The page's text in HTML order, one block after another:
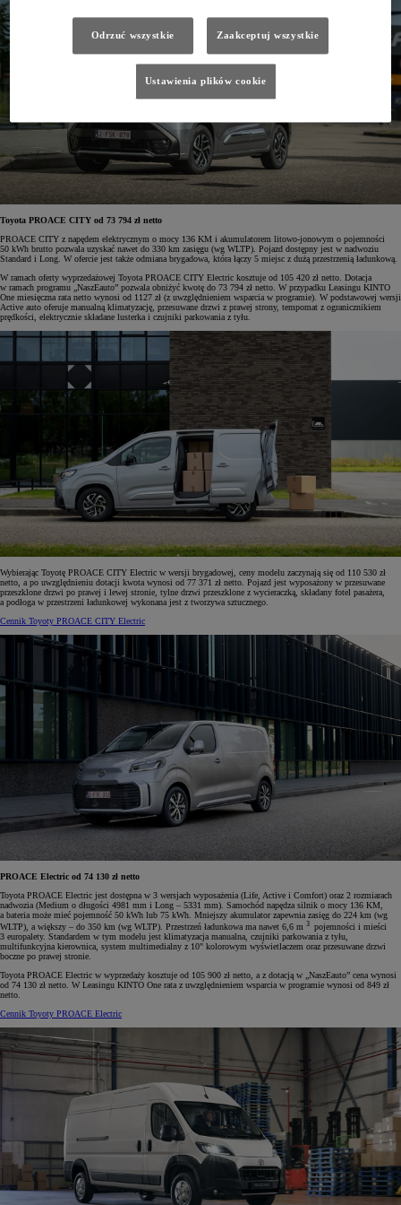
Toyota PROACE CITY od 73 794 zł netto
PROACE CITY z napędem elektrycznym o mocy 136 KM i akumulatorem litowo-jonowym o pojemności
50 kWh brutto pozwala uzyskać nawet do 330 km zasięgu (wg WLTP). Pojazd dostępny jest w nadwoziu
Standard i Long. W ofercie jest także odmiana brygadowa, która łączy 5 miejsc z dużą przestrzenią ładunkową.
W ramach oferty wyprzedażowej Toyota PROACE CITY Electric kosztuje od 105 420 zł netto. Dotacja
w ramach programu „NaszEauto” pozwala obniżyć kwotę do 73 794 zł netto. W przypadku Leasingu KINTO
One miesięczna rata netto wynosi od 1127 zł (z uwzględnieniem wsparcia w programie). W podstawowej wersji
Active auto oferuje manualną klimatyzację, przesuwane drzwi z prawej strony, tempomat z ogranicznikiem
prędkości, elektrycznie składane lusterka i czujniki parkowania z tyłu.
Wybierając Toyotę PROACE CITY Electric w wersji brygadowej, ceny modelu zaczynają się od 110 530 zł
netto, a po uwzględnieniu dotacji kwota wynosi od 77 371 zł netto. Pojazd jest wyposażony w przesuwane
przeszklone drzwi po prawej i lewej stronie, tylne drzwi przeszklone z wycieraczką, składany fotel pasażera,
a podłoga w przestrzeni ładunkowej wykonana jest z tworzywa sztucznego.
Cennik Toyoty PROACE CITY Electric
PROACE Electric od 74 130 zł netto
Toyota PROACE Electric jest dostępna w 3 wersjach wyposażenia (Life, Active i Comfort) oraz 2 rozmiarach
nadwozia (Medium o długości 4981 mm i Long – 5331 mm). Samochód napędza silnik o mocy 136 KM,
a bateria może mieć pojemność 50 kWh lub 75 kWh. Mniejszy akumulator zapewnia zasięg do 224 km (wg
WLTP), a większy – do 350 km (wg WLTP). Przestrzeń ładunkowa ma nawet 6,6 m 3 pojemności i mieści
3 europalety. Standardem w tym modelu jest klimatyzacja manualna, czujniki parkowania z tyłu,
multifunkcyjna kierownica, system multimedialny z 10" kolorowym wyświetlaczem oraz przesuwane drzwi
boczne po prawej stronie.
Toyota PROACE Electric w wyprzedaży kosztuje od 105 900 zł netto, a z dotacją w „NaszEauto” cena wynosi
od 74 130 zł netto. W Leasingu KINTO One rata z uwzględnieniem wsparcia w programie wynosi od 849 zł
netto.
Cennik Toyoty PROACE Electric
Odrzuć wszystkie Zaakceptuj wszystkie
Ustawienia plików cookie